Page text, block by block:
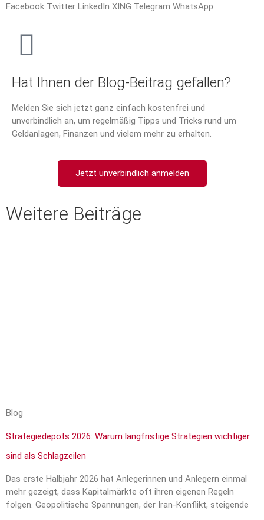
Facebook Twitter LinkedIn XING Telegram WhatsApp
Hat Ihnen der Blog-Beitrag gefallen?
Melden Sie sich jetzt ganz einfach kostenfrei und
unverbindlich an, um regelmäßig Tipps und Tricks rund um
Geldanlagen, Finanzen und vielem mehr zu erhalten.
Jetzt unverbindlich anmelden
Weitere Beiträge
Blog
Strategiedepots 2026: Warum langfristige Strategien wichtiger
sind als Schlagzeilen
Das erste Halbjahr 2026 hat Anlegerinnen und Anlegern einmal
mehr gezeigt, dass Kapitalmärkte oft ihren eigenen Regeln
folgen. Geopolitische Spannungen, der Iran-Konflikt, steigende